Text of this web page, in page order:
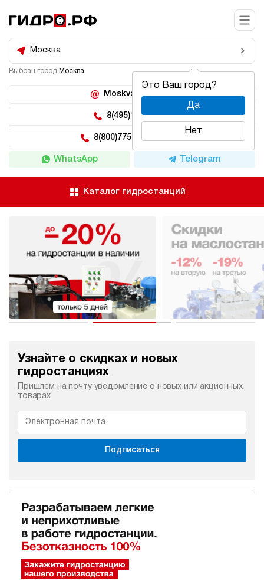
Москва
Это Ваш город?
Да
Нет
Выбран город Москва
Moskva@hidro.ru
8(495)150-04-62
8(800)775-04-62 доб 2
WhatsApp Telegram
Каталог гидростанций
Узнайте о скидках и новых
гидростанциях
Пришлем на почту уведомление о новых или акционных
товарах
Подписаться